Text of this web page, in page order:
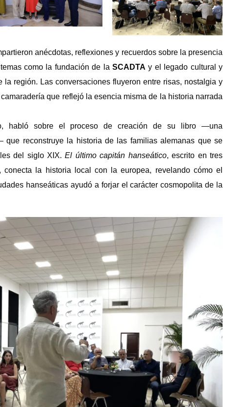
anécdotas, reflexiones y recuerdos sobre la presencia
como la fundación de la SCADTA y el legado cultural y
la región. Las conversaciones fluyeron entre risas, nostalgia y
que reflejó la esencia misma de la historia narrada
habló sobre el proceso de creación de su libro —una
que reconstruye la historia de las familias alemanas que se
del siglo XIX.El último capitán hanseático, escrito en tres
conecta la historia local con la europea, revelando cómo el
hanseáticas ayudó a forjar el carácter cosmopolita de la